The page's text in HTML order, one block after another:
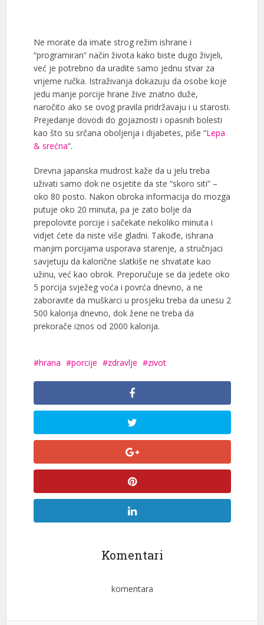
Ne morate da imate strog režim ishrane i
“programiran” način života kako biste dugo živjeli,
već je potrebno da uradite samo jednu stvar za
vrijeme ručka. Istraživanja dokazuju da osobe koje
jedu manje porcije hrane žive znatno duže,
naročito ako se ovog pravila pridržavaju i u starosti.
Prejedanje dovodi do gojaznosti i opasnih bolesti
kao što su srčana oboljenja i dijabetes, piše “Lepa
& srećna“.
Drevna japanska mudrost kaže da u jelu treba
uživati samo dok ne osjetite da ste “skoro siti” –
oko 80 posto. Nakon obroka informacija do mozga
putuje oko 20 minuta, pa je zato bolje da
prepolovite porcije i sačekate nekoliko minuta i
vidjet ćete da niste više gladni. Takođe, ishrana
manjim porcijama usporava starenje, a stručnjaci
savjetuju da kalorične slatkiše ne shvatate kao
užinu, već kao obrok. Preporučuje se da jedete oko
5 porcija svježeg voća i povrća dnevno, a ne
zaboravite da muškarci u prosjeku treba da unesu 2
500 kalorija dnevno, dok žene ne treba da
prekorače iznos od 2000 kalorija.
hrana porcije zdravlje zivot
Komentari
komentara